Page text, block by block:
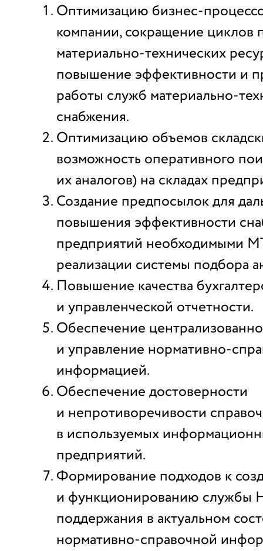
Оптимизацию бизнес-
компании, сокращение циклов
материально-технических
повышение эффективности и
работы служб материально-
снабжения.
Оптимизацию объемов
возможность оперативного
их аналогов) на складах
Создание предпосылок для
повышения эффективности
предприятий необходимыми
реализации системы подбора
Повышение качества
и управленческой отчетности.
Обеспечение
и управление нормативно-
информацией.
Обеспечение достоверности
и непротиворечивости
в используемых
предприятий.
Формирование подходов к
и функционированию cлужбы
поддержания в актуальном
нормативно-справочной